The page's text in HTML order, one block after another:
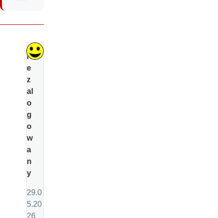
Ni
e
z
al
o
g
o
w
a
n
y
29.0
5.20
26